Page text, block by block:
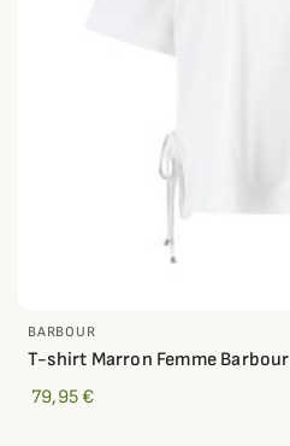
BARBOUR
T-shirt Marron Femme Barbour
79,95 €